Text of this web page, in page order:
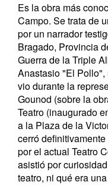
Es la obra más
Campo. Se trata de
por un narrador
Bragado, Provincia
Guerra de la Triple
Anastasio "El
vio durante la
Gounod (sobre la
Teatro (inaugurado
a la Plaza de la
cerró
por el actual Teatro
asistió por
teatro, ni qué era